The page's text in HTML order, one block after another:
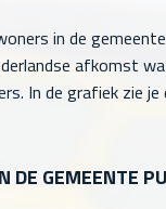
in de
afkomst
In de grafiek zie
DE GEMEENTE